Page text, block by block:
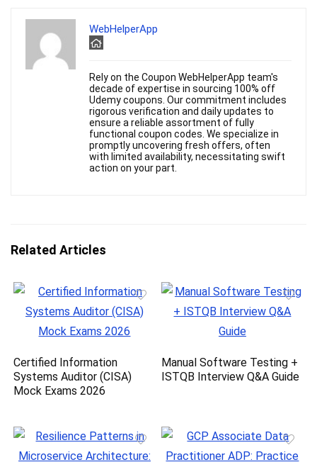
WebHelperApp
Rely on the Coupon WebHelperApp team's
decade of expertise in sourcing 100% off
Udemy coupons. Our commitment includes
rigorous verification and daily updates to
ensure a reliable assortment of fully
functional coupon codes. We specialize in
promptly uncovering fresh offers, often
with limited availability, necessitating swift
action on your part.
Related Articles
Certified Information
Systems Auditor (CISA)
Mock Exams 2026
Manual Software Testing +
ISTQB Interview Q&A Guide